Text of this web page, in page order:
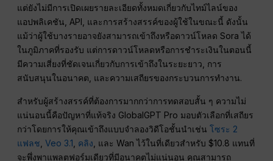
แต่ยังไม่มีการเปิดเผยรายละเอียดทั้งหมดเกี่ยวกับไทม์ไลน์ของ
แอปพลิเคชัน, API, และการสร้างสรรค์ของผู้ใช้ในขณะนี้ ดังนั้น
แม้ว่าผู้ใช้บางรายอาจยังสามารถเข้าถึงหรือดาวน์โหลด Sora ได้
ในภูมิภาคที่รองรับ แต่การดาวน์โหลดหรือการชำระเงินในตอนนี้
มีความเสี่ยงที่ชัดเจนเกี่ยวกับการเข้าถึงในระยะยาว, การ
สนับสนุนในอนาคต, และความเสถียรของกระบวนการทำงาน.
สำหรับผู้สร้างสรรค์ที่ต้องการมากกว่าการทดสอบสั้น ๆ ความไม่
แน่นอนนี้คือปัญหาที่แท้จริง GlobalGPT Pro มอบตัวเลือกที่เสถียร
กว่าโดยการให้คุณเข้าถึงแบบจำลองวิดีโอชั้นนำเช่นโซระ 2
แฟลช ,Veo 3.1 คลิง , และ Wan ไว้ในที่เดียวสำหรับ $10.8 แทนที่
จะพึ่งพาแพลตฟอร์มเดียวที่มีอนาคตไม่แน่นอน คุณสามารถ